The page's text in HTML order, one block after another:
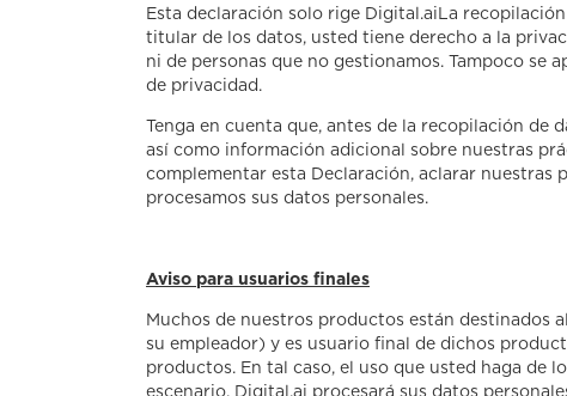
Esta declaración solo rige Digital.aiLa
titular de los datos, usted tiene derecho a la
ni de personas que no gestionamos. Tampoco
de privacidad.
Tenga en cuenta que, antes de la recopilación
así como información adicional sobre nuestras
complementar esta Declaración, aclarar nuestras
procesamos sus datos personales.
Aviso para usuarios finales
Muchos de nuestros productos están destinados
su empleador) y es usuario final de dichos
productos. En tal caso, el uso que usted haga de
escenario, Digital.ai procesará sus datos